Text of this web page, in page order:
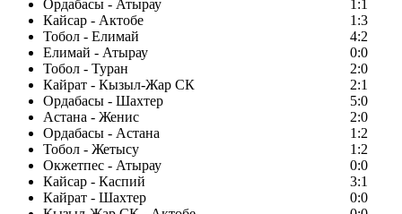
Ордабасы - Атырау
1:1
Кайсар - Актобе
1:3
Тобол - Елимай
4:2
Елимай - Атырау
0:0
Тобол - Туран
2:0
Кайрат - Кызыл-Жар СК
2:1
Ордабасы - Шахтер
5:0
Астана - Женис
2:0
Ордабасы - Астана
1:2
Тобол - Жетысу
1:2
Окжетпес - Атырау
0:0
Кайсар - Каспий
3:1
Кайрат - Шахтер
0:0